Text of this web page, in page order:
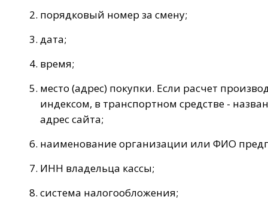
порядковый номер за смену;
дата;
время;
место (адрес) покупки. Если расчет
индексом, в транспортном средстве -
адрес сайта;
наименование организации или ФИО
ИНН владельца кассы;
система налогообложения;